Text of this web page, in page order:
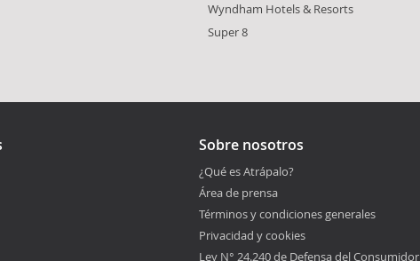
Wyndham Hotels & Resorts
Super 8
Sobre nosotros
¿Qué es Atrápalo?
Área de prensa
Términos y condiciones generales
Privacidad y cookies
Ley N° 24.240 de Defensa del Consumidor